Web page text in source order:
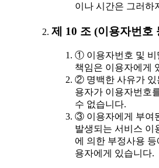
이나 시간은 그러하
제 10 조 (이용자번호
① 이용자번호 및 비
책임은 이용자에게
② 명백한 사유가 있
용자가 이용자번호
수 없습니다.
③ 이용자에게 부여
발생되는 서비스 이
에 의한 부정사용 등
용자에게 있습니다.